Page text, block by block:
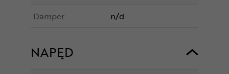
Damper
n/d
NAPĘD